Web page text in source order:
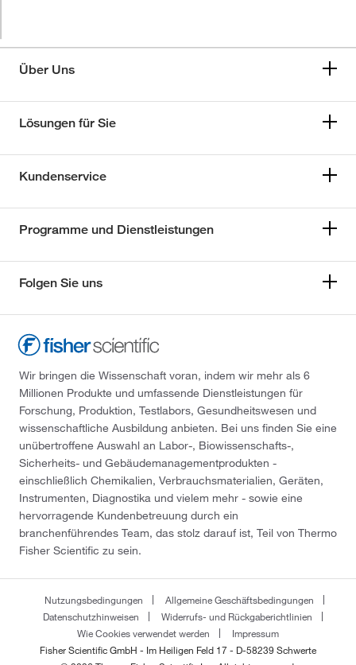
Über Uns
Lösungen für Sie
Kundenservice
Programme und Dienstleistungen
Folgen Sie uns
Wir bringen die Wissenschaft voran, indem wir mehr als 6
Millionen Produkte und umfassende Dienstleistungen für
Forschung, Produktion, Testlabors, Gesundheitswesen und
wissenschaftliche Ausbildung anbieten. Bei uns finden Sie eine
unübertroffene Auswahl an Labor-, Biowissenschafts-,
Sicherheits- und Gebäudemanagementprodukten -
einschließlich Chemikalien, Verbrauchsmaterialien, Geräten,
Instrumenten, Diagnostika und vielem mehr - sowie eine
hervorragende Kundenbetreuung durch ein
branchenführendes Team, das stolz darauf ist, Teil von Thermo
Fisher Scientific zu sein.
Nutzungsbedingungen
Allgemeine Geschäftsbedingungen
Datenschutzhinweisen
Widerrufs- und Rückgaberichtlinien
Wie Cookies verwendet werden
Impressum
Fisher Scientific GmbH - Im Heiligen Feld 17 - D-58239 Schwerte